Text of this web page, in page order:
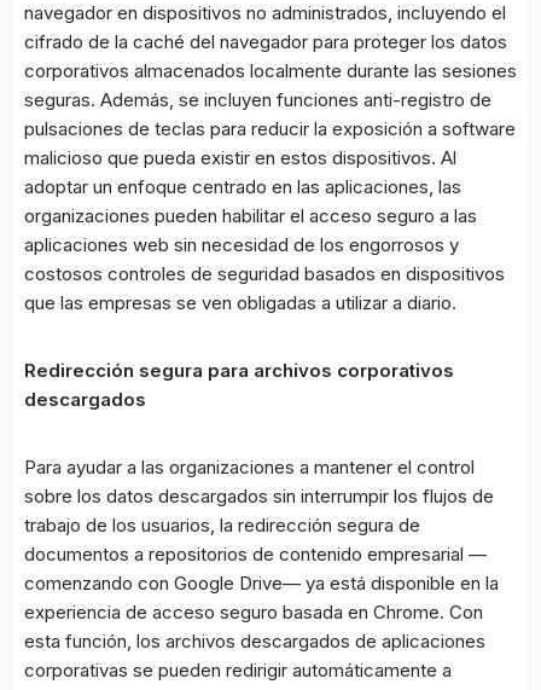
navegador en dispositivos no administrados, incluyendo el
cifrado de la caché del navegador para proteger los datos
corporativos almacenados localmente durante las sesiones
seguras. Además, se incluyen funciones anti-registro de
pulsaciones de teclas para reducir la exposición a software
malicioso que pueda existir en estos dispositivos. Al
adoptar un enfoque centrado en las aplicaciones, las
organizaciones pueden habilitar el acceso seguro a las
aplicaciones web sin necesidad de los engorrosos y
costosos controles de seguridad basados ​​en dispositivos
que las empresas se ven obligadas a utilizar a diario.
Redirección segura para archivos corporativos
descargados
Para ayudar a las organizaciones a mantener el control
sobre los datos descargados sin interrumpir los flujos de
trabajo de los usuarios, la redirección segura de
documentos a repositorios de contenido empresarial —
comenzando con Google Drive— ya está disponible en la
experiencia de acceso seguro basada en Chrome. Con
esta función, los archivos descargados de aplicaciones
corporativas se pueden redirigir automáticamente a